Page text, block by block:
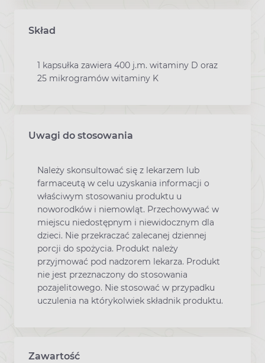
Skład
1 kapsułka zawiera 400 j.m. witaminy D oraz
25 mikrogramów witaminy K
Uwagi do stosowania
Należy skonsultować się z lekarzem lub
farmaceutą w celu uzyskania informacji o
właściwym stosowaniu produktu u
noworodków i niemowląt. Przechowywać w
miejscu niedostępnym i niewidocznym dla
dzieci. Nie przekraczać zalecanej dziennej
porcji do spożycia. Produkt należy
przyjmować pod nadzorem lekarza. Produkt
nie jest przeznaczony do stosowania
pozajelitowego. Nie stosować w przypadku
uczulenia na którykolwiek składnik produktu.
Zawartość